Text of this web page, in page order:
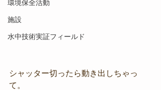
環境保全活動
施設
水中技術実証フィールド
シャッター切ったら動き出しちゃっ
て。